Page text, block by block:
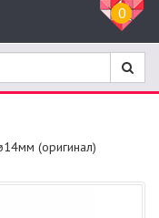
0
(оригинал)